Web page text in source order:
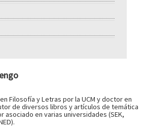
Filosofía y Letras por la UCM y doctor en
de diversos libros y artículos de temática
asociado en varias universidades (SEK,